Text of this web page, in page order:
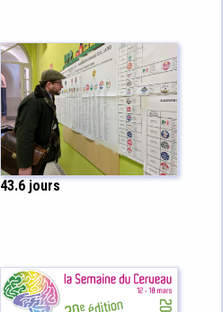
43.6 jours